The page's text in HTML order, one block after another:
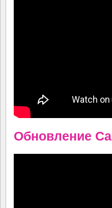
Обновление